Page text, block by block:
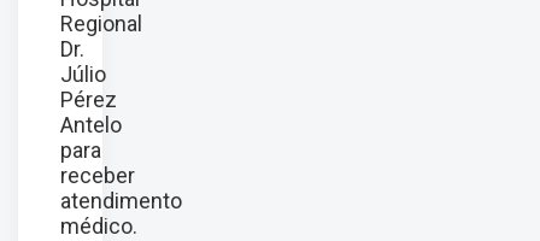
Regional
Dr.
Júlio
Pérez
Antelo
para
receber
atendimento
médico.